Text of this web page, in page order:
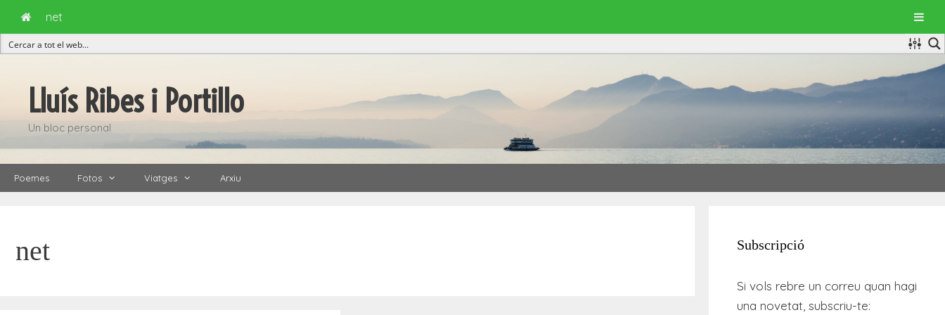
Lluís Ribes i Portillo
Un bloc personal
Poemes Fotos Viatges Arxiu
net Subscripció
Si vols rebre un correu quan hagi
una novetat, subscriu-te:
net